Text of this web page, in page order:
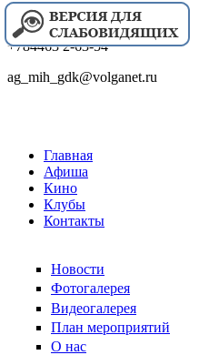
+784463 2-63-54
ag_mih_gdk@volganet.ru
Главная
Афиша
Кино
Клубы
Контакты
Новости
Фотогалерея
Видеогалерея
План мероприятий
О нас